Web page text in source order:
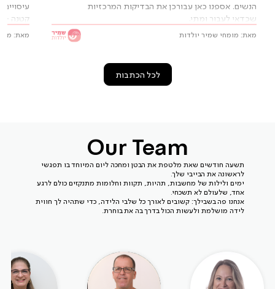
הנשים. אספנו כאן עבורכן את הבדיקות המרכזיות
שכדאי לעבור ומתי.
מאת: מומחי שמיר יולדות
קטנה –
מאת:
לכל הכתבות
Our Team
תשעה חודשים שאת מלטפת את הבטן ומחכה ליום המיוחד בו תפגשי
לראשונה את הבייבי שלך.
ימים ולילות של מחשבות, תהיות, תקוות וחלומות מתנקזים כולם לרגע
אחד, שלעולם לא תשכחי.
אנחנו פה בשבילך: קשובים לאורך כל שלבי הלידה, כדי שתהיה לך חווית
לידה מושלמת ולעשות הכול בדרך בה את בוחרת.